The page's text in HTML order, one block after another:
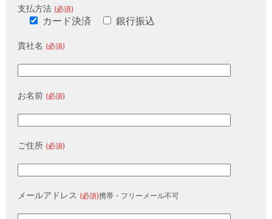
支払方法 (必須)
カード決済 銀行振込
貴社名 (必須)
お名前 (必須)
ご住所 (必須)
メールアドレス (必須)携帯・フリーメール不可